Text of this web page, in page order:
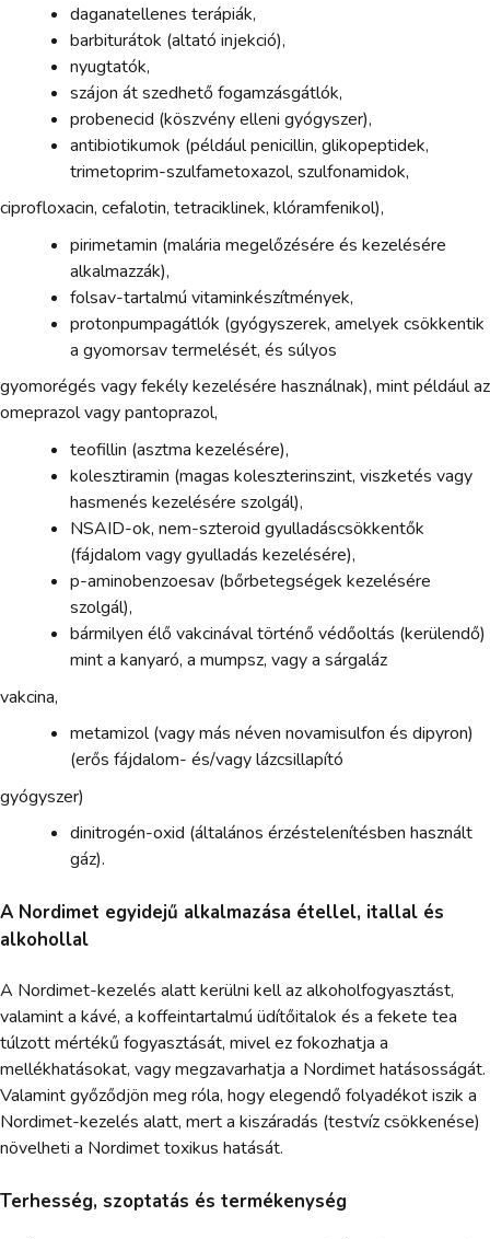
daganatellenes terápiák,
barbiturátok (altató injekció),
nyugtatók,
szájon át szedhető fogamzásgátlók,
probenecid (köszvény elleni gyógyszer),
antibiotikumok (például penicillin, glikopeptidek,
trimetoprim-szulfametoxazol, szulfonamidok,
ciprofloxacin, cefalotin, tetraciklinek, klóramfenikol),
pirimetamin (malária megelőzésére és kezelésére
alkalmazzák),
folsav-tartalmú vitaminkészítmények,
protonpumpagátlók (gyógyszerek, amelyek csökkentik
a gyomorsav termelését, és súlyos
gyomorégés vagy fekély kezelésére használnak), mint például az
omeprazol vagy pantoprazol,
teofillin (asztma kezelésére),
kolesztiramin (magas koleszterinszint, viszketés vagy
hasmenés kezelésére szolgál),
NSAID-ok, nem-szteroid gyulladáscsökkentők
(fájdalom vagy gyulladás kezelésére),
p-aminobenzoesav (bőrbetegségek kezelésére
szolgál),
bármilyen élő vakcinával történő védőoltás (kerülendő)
mint a kanyaró, a mumpsz, vagy a sárgaláz
vakcina,
metamizol (vagy más néven novamisulfon és dipyron)
(erős fájdalom- és/vagy lázcsillapító
gyógyszer)
dinitrogén-oxid (általános érzéstelenítésben használt
gáz).
A Nordimet egyidejű alkalmazása étellel, itallal és
alkohollal
A Nordimet-kezelés alatt kerülni kell az alkoholfogyasztást,
valamint a kávé, a koffeintartalmú üdítőitalok és a fekete tea
túlzott mértékű fogyasztását, mivel ez fokozhatja a
mellékhatásokat, vagy megzavarhatja a Nordimet hatásosságát.
Valamint győződjön meg róla, hogy elegendő folyadékot iszik a
Nordimet-kezelés alatt, mert a kiszáradás (testvíz csökkenése)
növelheti a Nordimet toxikus hatását.
Terhesség, szoptatás és termékenység